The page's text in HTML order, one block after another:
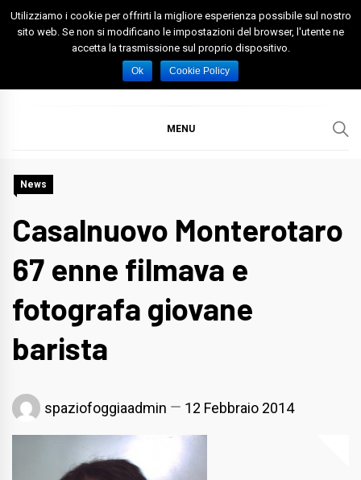
Skip
Spazio Foggia
Foggia News Calcio Eventi e Attività nella Capitanata
MENU
News
Casalnuovo Monterotaro
67 enne filmava e
fotografa giovane
barista
spaziofoggiaadmin 12 Febbraio 2014
Utilizziamo i cookie per offrirti la migliore esperienza possibile sul nostro
sito web. Se non si modificano le impostazioni del browser, l'utente ne
accetta la trasmissione sul proprio dispositivo.
Ok Cookie Policy